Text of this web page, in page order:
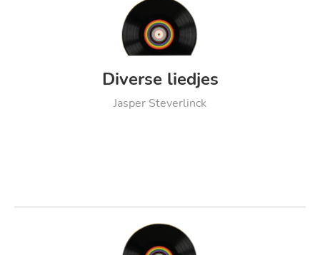
Diverse liedjes
Jasper Steverlinck